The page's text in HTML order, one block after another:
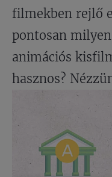
filmekben rejlő
pontosan
animációs
hasznos?